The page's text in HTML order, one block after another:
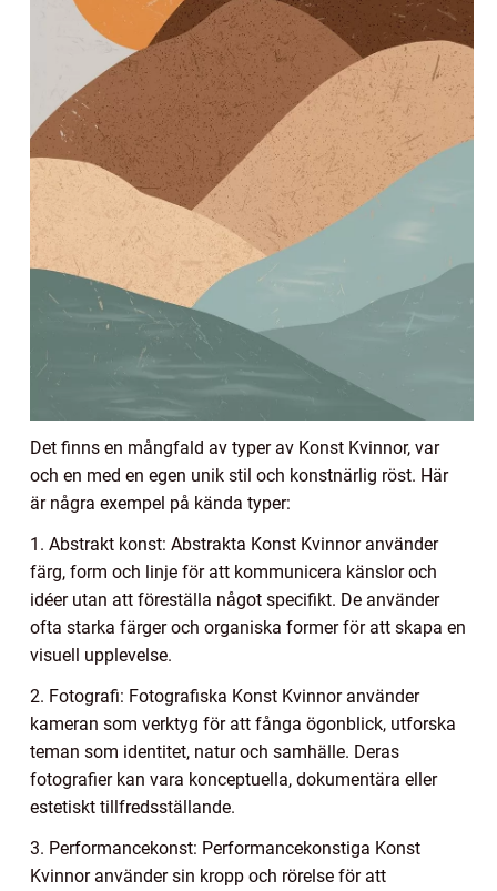
Det finns en mångfald av typer av Konst Kvinnor, var
och en med en egen unik stil och konstnärlig röst. Här
är några exempel på kända typer:
1. Abstrakt konst: Abstrakta Konst Kvinnor använder
färg, form och linje för att kommunicera känslor och
idéer utan att föreställa något specifikt. De använder
ofta starka färger och organiska former för att skapa en
visuell upplevelse.
2. Fotografi: Fotografiska Konst Kvinnor använder
kameran som verktyg för att fånga ögonblick, utforska
teman som identitet, natur och samhälle. Deras
fotografier kan vara konceptuella, dokumentära eller
estetiskt tillfredsställande.
3. Performancekonst: Performancekonstiga Konst
Kvinnor använder sin kropp och rörelse för att